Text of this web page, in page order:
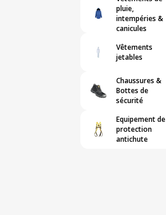
pluie,
intempéries &
canicules
Vêtements
jetables
Chaussures &
Bottes de
sécurité
Equipement de
protection
antichute